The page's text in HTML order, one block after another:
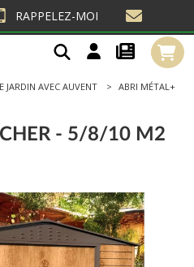
RAPPELEZ-MOI
JARDIN AVEC AUVENT
ABRI MÉTAL+
- 5/8/10 M2